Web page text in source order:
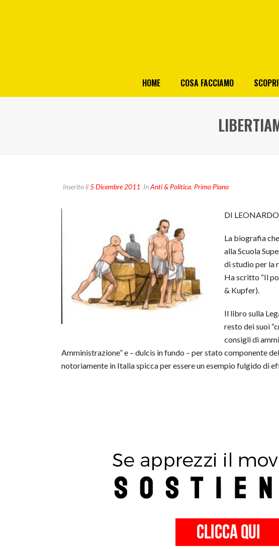
HOME COSA FACCIAMO
Inserito il5 Dicembre 2011 InAnti & Politica, Primo Piano
DI
La biografia
alla Scuola
di studio per la
Ha scritto “Il
& Kupfer).
Il libro sulla
resto dei suoi
consigli di
Amministrazione” e – dulcis in fundo – per stato componente
notoriamente in Italia spicca per essere un esempio fulgido di